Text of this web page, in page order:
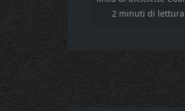
2 minuti di lettura